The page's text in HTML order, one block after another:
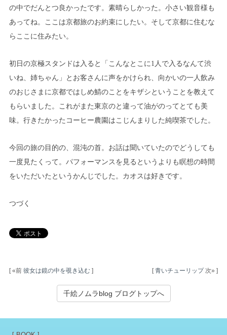
の中でだんとつ良かったです。素晴らしかった。小さい観音様も
あってね。ここは京都旅のお約束にしたい。そして京都に住むな
らここに住みたい。
初日の京極スタンドは入ると「こんなとこに1人で入るなんて渋
いね、姉ちゃん」とお客さんに声をかけられ、向かいの一人飲み
のおじさまに京都ではしめ鯖のことをキザシということを教えて
もらいました。これがまた東京のと違って油がのってとても美
味。行きたかったコーヒー農園はこじんまりした純喫茶でした。
今回の旅の目的の、混沌の首。お話は聞いていたのでどうしても
一度見たくって。パフォーマンスを見るというよりも瞑想の時間
をいただいたというかんじでした。カオスは好きです。
つづく
[ «前 彼女は鏡の中を覗き込む ] [青いチューリップ次» ]
千絵ノムラblog ブログトップへ